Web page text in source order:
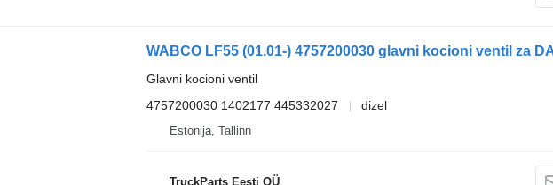
Glavni kocioni ventil
4757200030 1402177 445332027
dizel
Estonija, Tallinn
TruckParts Eesti OÜ